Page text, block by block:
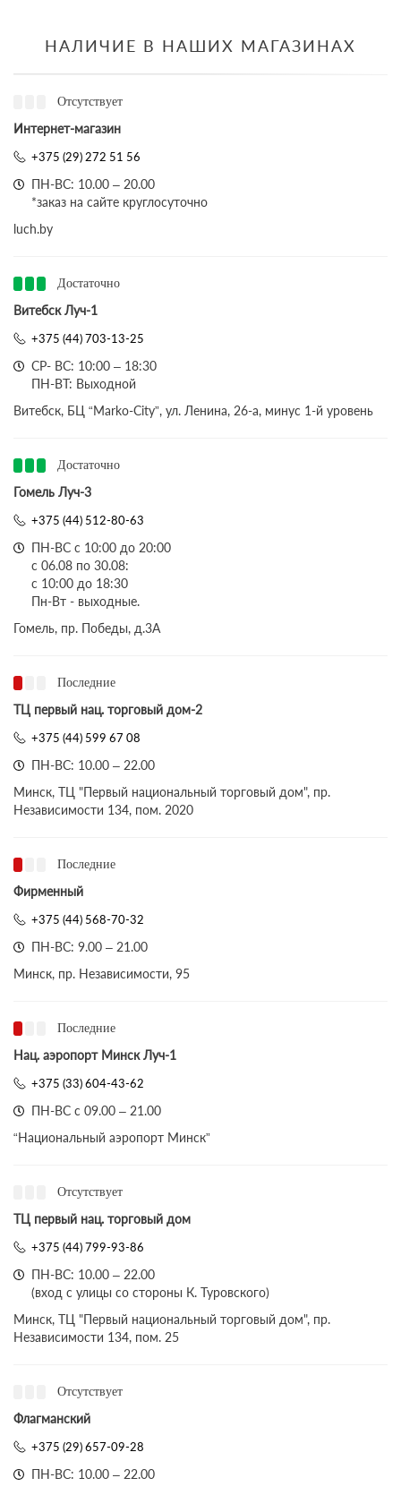
НАЛИЧИЕ В НАШИХ МАГАЗИНАХ
Отсутствует
Интернет-магазин
+375 (29) 272 51 56
ПН-ВС: 10.00 – 20.00
*заказ на сайте круглосуточно
luch.by
Достаточно
Витебск Луч-1
+375 (44) 703-13-25
СР- ВС: 10:00 – 18:30
ПН-ВТ: Выходной
Витебск, БЦ “Marko-City”, ул. Ленина, 26-а, минус 1-й уровень
Достаточно
Гомель Луч-3
+375 (44) 512-80-63
ПН-ВС с 10:00 до 20:00
с 06.08 по 30.08:
с 10:00 до 18:30
Пн-Вт - выходные.
Гомель, пр. Победы, д.3A
Последние
ТЦ первый нац. торговый дом-2
+375 (44) 599 67 08
ПН-ВС: 10.00 – 22.00
Минск, ТЦ "Первый национальный торговый дом", пр.
Независимости 134, пом. 2020
Последние
Фирменный
+375 (44) 568-70-32
ПН-ВС: 9.00 – 21.00
Минск, пр. Независимости, 95
Последние
Нац. аэропорт Минск Луч-1
+375 (33) 604-43-62
ПН-ВС с 09.00 – 21.00
“Национальный аэропорт Минск”
Отсутствует
ТЦ первый нац. торговый дом
+375 (44) 799-93-86
ПН-ВС: 10.00 – 22.00
(вход с улицы со стороны К. Туровского)
Минск, ТЦ "Первый национальный торговый дом", пр.
Независимости 134, пом. 25
Отсутствует
Флагманский
+375 (29) 657-09-28
ПН-ВС: 10.00 – 22.00